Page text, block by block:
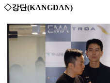
◇강단(KANGDAN)